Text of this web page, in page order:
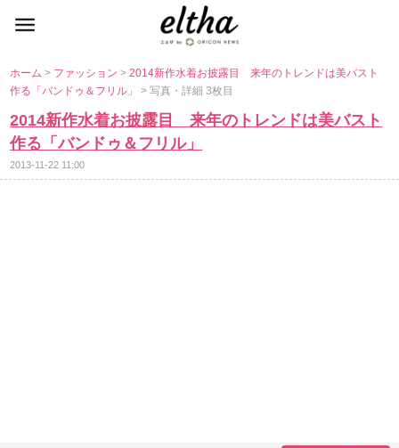
ホーム> ファッション>2014新作水着お披露目 来年のトレンドは美バスト
作る「バンドゥ＆フリル」> 写真・詳細 3枚目
2014新作水着お披露目 来年のトレンドは美バスト
作る「バンドゥ＆フリル」
2013-11-22 11:00